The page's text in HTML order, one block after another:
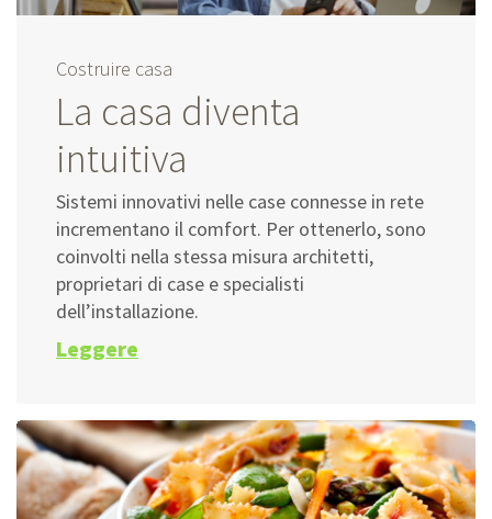
Costruire casa
La casa diventa
intuitiva
Sistemi innovativi nelle case connesse in rete
incrementano il comfort. Per ottenerlo, sono
coinvolti nella stessa misura architetti,
proprietari di case e specialisti
dell’installazione.
Leggere